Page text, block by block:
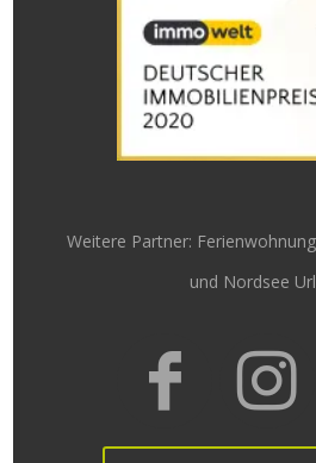
Weitere Partner:
und Nordsee